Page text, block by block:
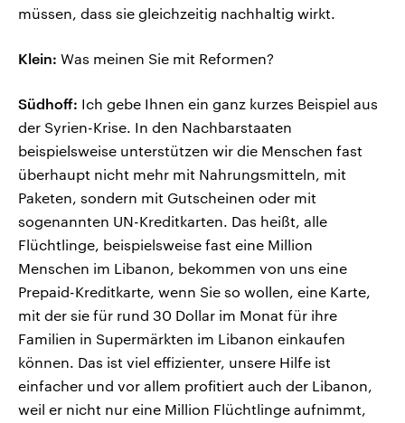
müssen, dass sie gleichzeitig nachhaltig wirkt.
Klein: Was meinen Sie mit Reformen?
Südhoff: Ich gebe Ihnen ein ganz kurzes Beispiel aus
der Syrien-Krise. In den Nachbarstaaten
beispielsweise unterstützen wir die Menschen fast
überhaupt nicht mehr mit Nahrungsmitteln, mit
Paketen, sondern mit Gutscheinen oder mit
sogenannten UN-Kreditkarten. Das heißt, alle
Flüchtlinge, beispielsweise fast eine Million
Menschen im Libanon, bekommen von uns eine
Prepaid-Kreditkarte, wenn Sie so wollen, eine Karte,
mit der sie für rund 30 Dollar im Monat für ihre
Familien in Supermärkten im Libanon einkaufen
können. Das ist viel effizienter, unsere Hilfe ist
einfacher und vor allem profitiert auch der Libanon,
weil er nicht nur eine Million Flüchtlinge aufnimmt,